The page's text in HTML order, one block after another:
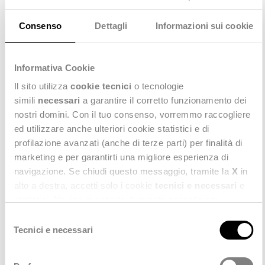
Consenso Dettagli Informazioni sui cookie
Informativa Cookie
Il sito utilizza cookie tecnici o tecnologie
simili necessari a garantire il corretto funzionamento dei
nostri domini. Con il tuo consenso, vorremmo raccogliere
ed utilizzare anche ulteriori cookie statistici e di
profilazione avanzati (anche di terze parti) per finalità di
marketing e per garantirti una migliore esperienza di
navigazione. Se chiudi questo messaggio, tramite la X in
maggiori informazioni consulta anche la nostra
Privacy
delTecnici e necessari
Deda Next porta GeoSpending di
Mastercard in oltre 1.300 enti locali
07 Luglio 2026